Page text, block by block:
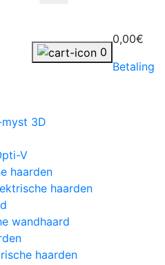
0
0,00€
Betaling
3D
V
haarden
wandhaard
haarden